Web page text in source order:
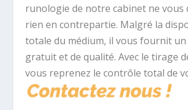
runologie de notre cabinet ne vous
rien en contrepartie. Malgré la
totale du médium, il vous fournit un
gratuit et de qualité. Avec le tirage
vous reprenez le contrôle total de